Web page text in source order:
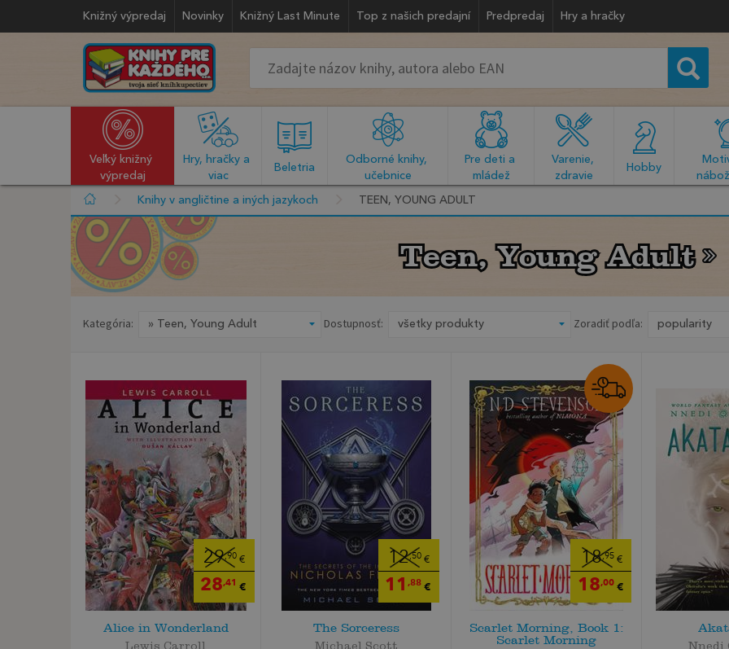
Knižný výpredaj Novinky Knižný Last Minute Top z našich predajní Predpredaj Hry a hračky
Veľký knižný
výpredaj
Hry, hračky a
viac
Beletria
Odborné knihy,
učebnice
Pre deti a
mládež
Varenie,
zdravie
Hobby
Knihy v angličtine a iných jazykoch TEEN, YOUNG ADULT
Teen, Young Adult
Teen, Young Adult
Kategória: Dostupnosť: Zoradiť podľa:
29,90 €
28,41 €
Alice in Wonderland
Lewis Carroll
12,50 €
11 ,88 €
The Sorceress
Michael Scott
18,95€
18,00€
Scarlet Morning, Book 1:
Scarlet Morning
Nnedi